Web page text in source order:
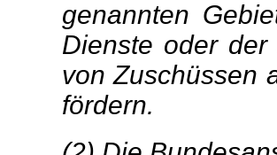
genannten
Dienste oder
von Zuschüssen
fördern.